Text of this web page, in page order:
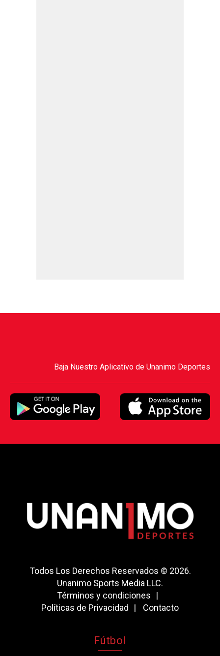
Baja Nuestro Aplicativo de Unanimo Deportes
Todos Los Derechos Reservados © 2026.
Unanimo Sports Media LLC.
Términos y condiciones
Políticas de Privacidad
Contacto
Fútbol